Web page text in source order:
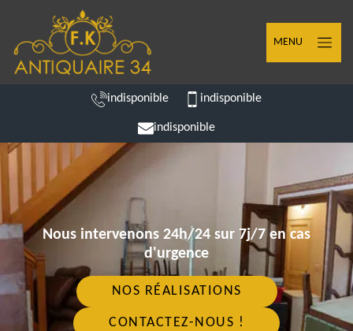
MENU
indisponible indisponible
indisponible
Nous intervenons 24h/24 sur 7j/7 en cas
d'urgence
NOS RÉALISATIONS
CONTACTEZ-NOUS !